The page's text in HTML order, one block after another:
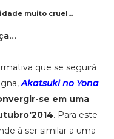
muito cruel...
que se seguirá
Akatsuki no Yona
se em uma
. Para este
à ser similar a uma